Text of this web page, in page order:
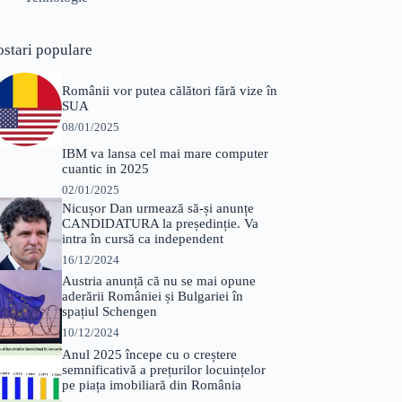
populare
Românii vor putea călători fără vize în
SUA
08/01/2025
IBM va lansa cel mai mare computer
cuantic in 2025
02/01/2025
Nicușor Dan urmează să-și anunțe
CANDIDATURA la președinție. Va
intra în cursă ca independent
16/12/2024
Austria anunță că nu se mai opune
aderării României și Bulgariei în
spațiul Schengen
10/12/2024
Anul 2025 începe cu o creștere
semnificativă a prețurilor locuințelor
pe piața imobiliară din România